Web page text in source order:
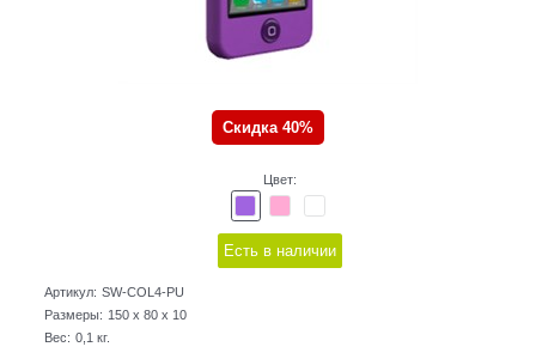
Скидка 40%
Цвет:
Есть в наличии
Артикул: SW-COL4-PU
Размеры: 150 x 80 x 10
Вес: 0,1 кг.